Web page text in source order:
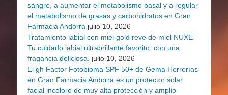
sangre, a aumentar el metabolismo basal y a regular
el metabolismo de grasas y carbohidratos en Gran
Farmacia Andorra julio 10, 2026
Tratamiento labial con miel gold reve de miel NUXE
Tu cuidado labial ultrabrillante favorito, con una
fragancia deliciosa.
julio 10, 2026
El gh Factor Fotobioma SPF 50+ de Gema Herrerías
en Gran Farmacia Andorra es un protector solar
facial incoloro de muy alta protección y amplio